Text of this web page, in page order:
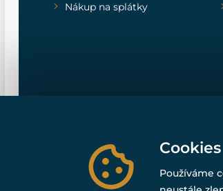
Nákup na splátky
Cookies
Používáme